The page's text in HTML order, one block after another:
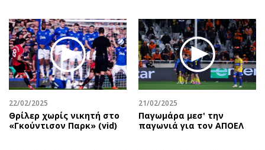
Προεδρικές 2023
Δημοσκοπήσεις
Διπλωματία
Αθλητισμός
Κύπρος
Ελλάδα
Διεθνή
Πωλούνται
Ζητούν εργασία
Θέσεις εργασίας
Geek
Νέα
Κινητά-tablets
Social
22/02/2025
Θρίλερ χωρίς νικητή στο
«Γκούντισον Παρκ» (vid)
21/02/2025
Παγωμάρα μεσ' την
παγωνιά για τον ΑΠΟΕΛ